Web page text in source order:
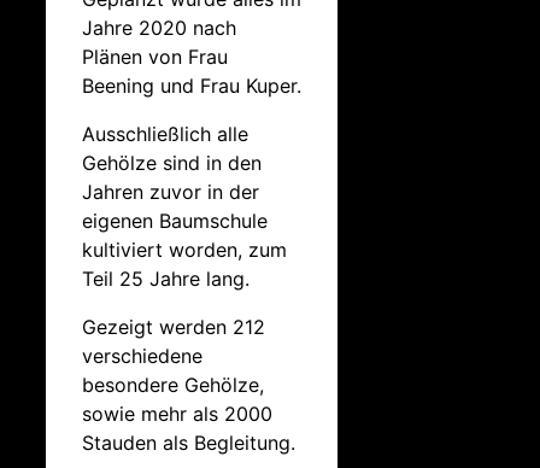
Jahre 2020 nach
Plänen von Frau
Beening und Frau Kuper.
Ausschließlich alle
Gehölze sind in den
Jahren zuvor in der
eigenen Baumschule
kultiviert worden, zum
Teil 25 Jahre lang.
Gezeigt werden 212
verschiedene
besondere Gehölze,
sowie mehr als 2000
Stauden als Begleitung.